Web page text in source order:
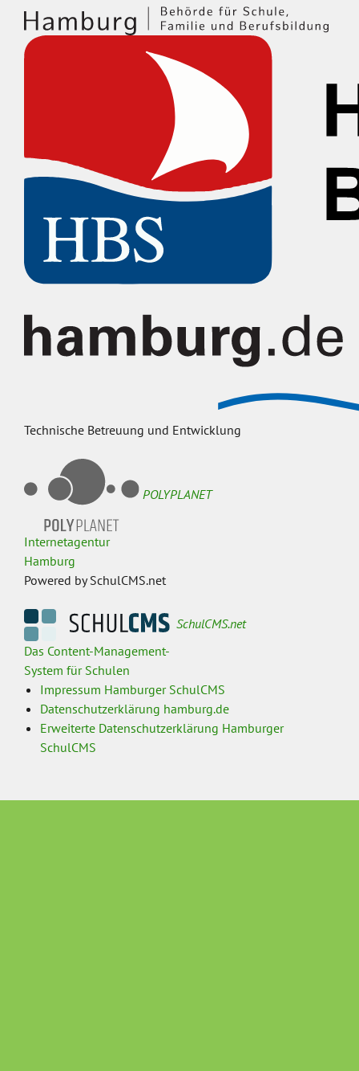
Technische Betreuung und Entwicklung
POLYPLANET
Internetagentur
Hamburg
Powered by SchulCMS.net
SchulCMS.net
Das Content-Management-
System für Schulen
Impressum Hamburger SchulCMS
Datenschutzerklärung hamburg.de
Erweiterte Datenschutzerklärung Hamburger
SchulCMS